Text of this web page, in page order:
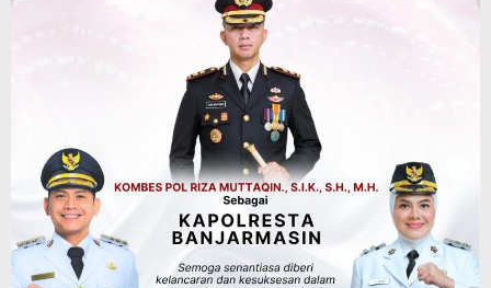
Digital, Target 30 Persen IKD Masih
Jauh, Komisi II DPR Turun Tangan
Dinas PUPR Kalsel Headline Pembangunan
Jalan Veteran Km 5,5 Sungai Lulut
Dibuka Pasca Retak dan Amblas,
Angkutan Bertonase 6 Ton Lebih Tak
Diperbolehkan Melintas